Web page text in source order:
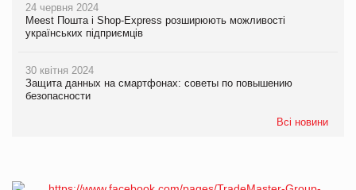
24 червня 2024
Meest Пошта і Shop-Express розширюють можливості
українських підприємців
30 квітня 2024
Защита данных на смартфонах: советы по повышению
безопасности
Всі новини